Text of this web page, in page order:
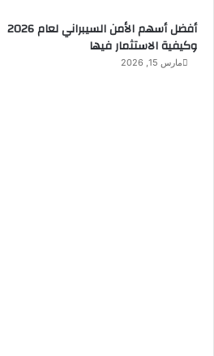
أفضل أسهم الأمن السيبراني لعام 2026
وكيفية الاستثمار فيها
مارس 15, 2026